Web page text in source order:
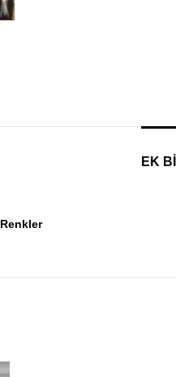
EK
Renkler